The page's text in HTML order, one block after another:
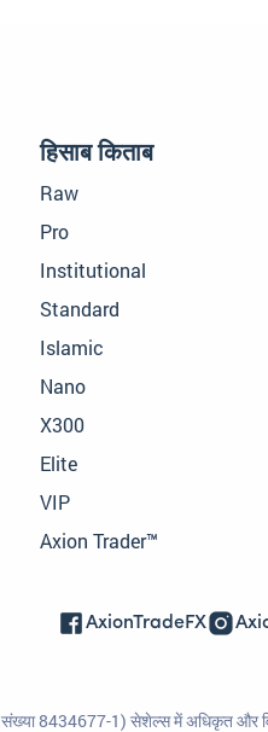
हिसाब किताब
Raw
Pro
Institutional
Standard
Islamic
Nano
X300
Elite
VIP
Axion Trader™
AxionTradeFX
8434677-1) सेशेल्स में अधिकृत और